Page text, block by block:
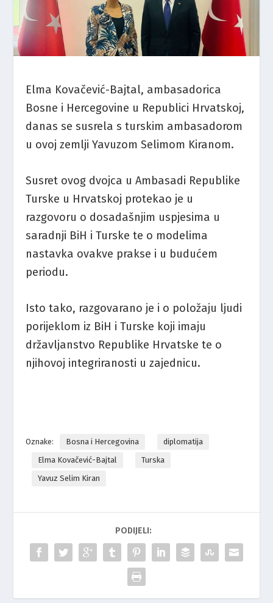
Elma Kovačević-Bajtal, ambasadorica
Bosne i Hercegovine u Republici Hrvatskoj,
danas se susrela s turskim ambasadorom
u ovoj zemlji Yavuzom Selimom Kiranom.
Susret ovog dvojca u Ambasadi Republike
Turske u Hrvatskoj protekao je u
razgovoru o dosadašnjim uspjesima u
saradnji BiH i Turske te o modelima
nastavka ovakve prakse i u budućem
periodu.
Isto tako, razgovarano je i o položaju ljudi
porijeklom iz BiH i Turske koji imaju
državljanstvo Republike Hrvatske te o
njihovoj integriranosti u zajednicu.
Oznake: Bosna i Hercegovina
diplomatija
Elma Kovačević-Bajtal
Turska
Yavuz Selim Kiran
PODIJELI: